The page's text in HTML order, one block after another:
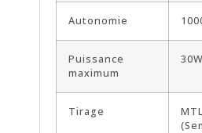
Autonomie
Puissance
maximum
30W
Tirage